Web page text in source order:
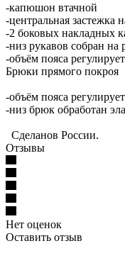
-капюшон втачной
-центральная застежка
-2 боковых накладных
-низ рукавов собран на
-объём пояса
Брюки прямого покроя
-объём пояса
-низ брюк обработан
Сделанов России.
Отзывы
Нет оценок
Оставить отзыв